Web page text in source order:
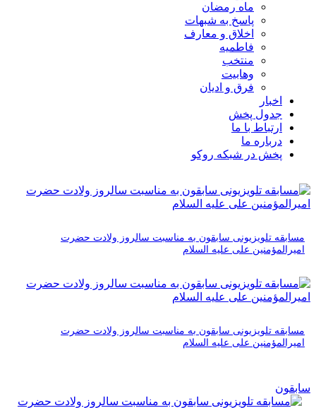
ماه رمضان
پاسخ به شبهات
اخلاق و معارف
فاطمیه
منتخب
وهابیت
فرق و ادیان
اخبار
جدول پخش
ارتباط با ما
درباره ما
پخش در شبکه روکو
مسابقه تلویزیونی سابقون به مناسبت سالروز ولادت حضرت
امیرالمؤمنین علی علیه السلام
مسابقه تلویزیونی سابقون به مناسبت سالروز ولادت حضرت
امیرالمؤمنین علی علیه السلام
سابقون